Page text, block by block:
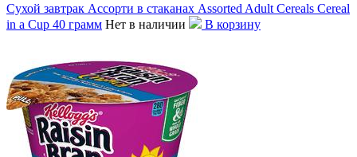
Сухой завтрак Ассорти в стаканах Assorted Adult Cereals Cereal
in a Cup 40 грамм Нет в наличии В корзину